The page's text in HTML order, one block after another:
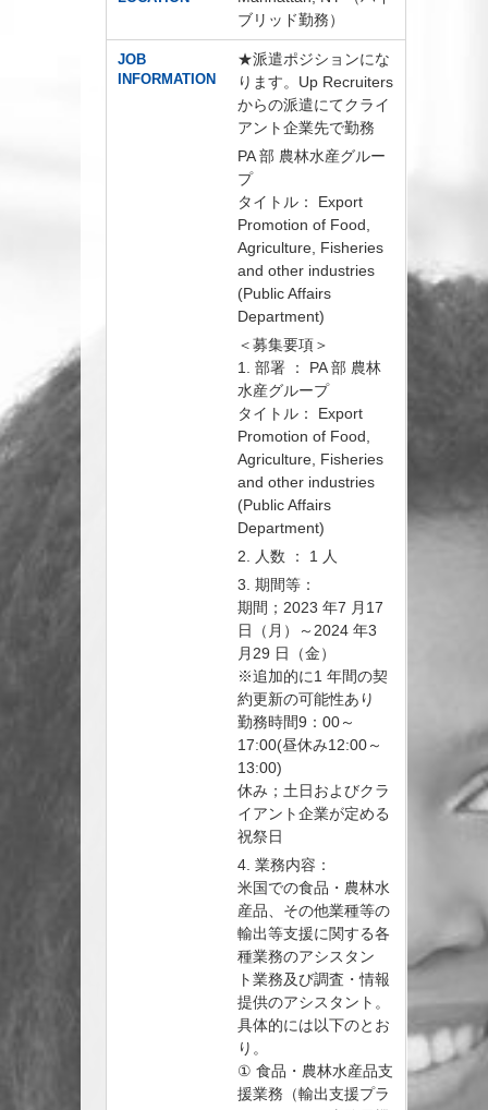
ブリッド勤務）
JOB
INFORMATION
★派遣ポジションにな
ります。Up Recruiters
からの派遣にてクライ
アント企業先で勤務
PA 部 農林水産グルー
プ
タイトル： Export
Promotion of Food,
Agriculture, Fisheries
and other industries
(Public Affairs
Department)
＜募集要項＞
1. 部署 ： PA 部 農林
水産グループ
タイトル： Export
Promotion of Food,
Agriculture, Fisheries
and other industries
(Public Affairs
Department)
2. 人数 ： 1 人
3. 期間等：
期間；2023 年7 月17
日（月）～2024 年3
月29 日（金）
※追加的に1 年間の契
約更新の可能性あり
勤務時間9：00～
17:00(昼休み12:00～
13:00)
休み；土日およびクラ
イアント企業が定める
祝祭日
4. 業務内容：
米国での食品・農林水
産品、その他業種等の
輸出等支援に関する各
種業務のアシスタン
ト業務及び調査・情報
提供のアシスタント。
具体的には以下のとお
り。
① 食品・農林水産品支
援業務（輸出支援プラ